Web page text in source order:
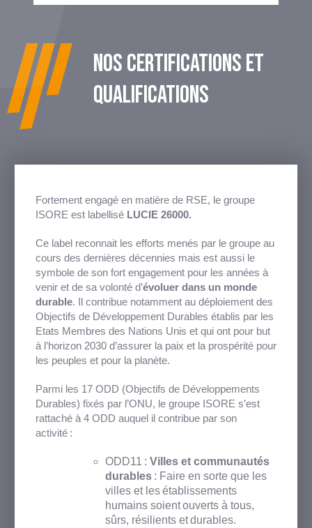
NOS CERTIFICATIONS ET
QUALIFICATIONS
Fortement engagé en matière de RSE, le groupe
ISORE est labellisé LUCIE 26000.
Ce label reconnait les efforts menés par le groupe au
cours des dernières décennies mais est aussi le
symbole de son fort engagement pour les années à
venir et de sa volonté d’évoluer dans un monde
durable. Il contribue notamment au déploiement des
Objectifs de Développement Durables établis par les
Etats Membres des Nations Unis et qui ont pour but
à l’horizon 2030 d’assurer la paix et la prospérité pour
les peuples et pour la planète.
Parmi les 17 ODD (Objectifs de Développements
Durables) fixés par l’ONU, le groupe ISORE s’est
rattaché à 4 ODD auquel il contribue par son
activité :
ODD11 : Villes et communautés
durables: Faire en sorte que les
villes et les établissements
humains soient ouverts à tous,
sûrs, résilients et durables.